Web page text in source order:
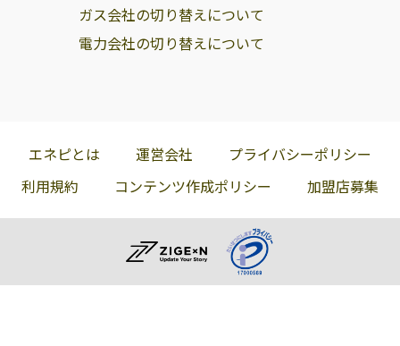
ガス会社の切り替えについて
電力会社の切り替えについて
エネピとは 運営会社
プライバシーポリシー
利用規約
コンテンツ作成ポリシー 加盟店募集